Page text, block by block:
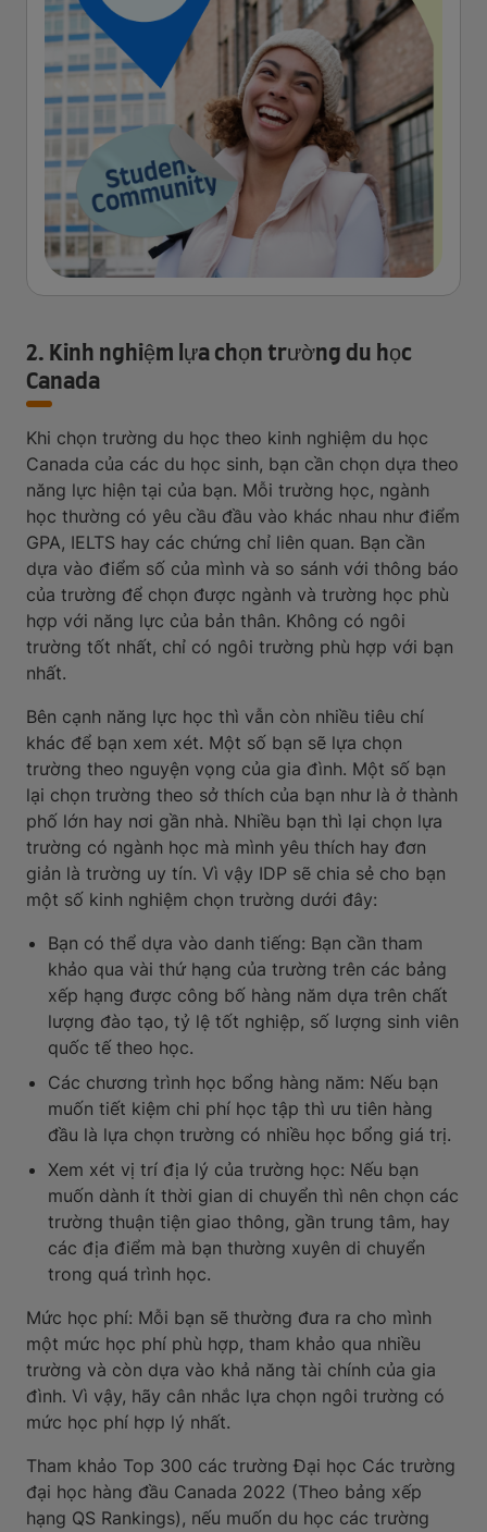
2. Kinh nghiệm lựa chọn trường du học
Canada
Khi chọn trường du học theo kinh nghiệm du học
Canada của các du học sinh, bạn cần chọn dựa theo
năng lực hiện tại của bạn. Mỗi trường học, ngành
học thường có yêu cầu đầu vào khác nhau như điểm
GPA, IELTS hay các chứng chỉ liên quan. Bạn cần
dựa vào điểm số của mình và so sánh với thông báo
của trường để chọn được ngành và trường học phù
hợp với năng lực của bản thân. Không có ngôi
trường tốt nhất, chỉ có ngôi trường phù hợp với bạn
nhất.
Bên cạnh năng lực học thì vẫn còn nhiều tiêu chí
khác để bạn xem xét. Một số bạn sẽ lựa chọn
trường theo nguyện vọng của gia đình. Một số bạn
lại chọn trường theo sở thích của bạn như là ở thành
phố lớn hay nơi gần nhà. Nhiều bạn thì lại chọn lựa
trường có ngành học mà mình yêu thích hay đơn
giản là trường uy tín. Vì vậy IDP sẽ chia sẻ cho bạn
một số kinh nghiệm chọn trường dưới đây:
Bạn có thể dựa vào danh tiếng: Bạn cần tham
khảo qua vài thứ hạng của trường trên các bảng
xếp hạng được công bố hàng năm dựa trên chất
lượng đào tạo, tỷ lệ tốt nghiệp, số lượng sinh viên
quốc tế theo học.
Các chương trình học bổng hàng năm: Nếu bạn
muốn tiết kiệm chi phí học tập thì ưu tiên hàng
đầu là lựa chọn trường có nhiều học bổng giá trị.
Xem xét vị trí địa lý của trường học: Nếu bạn
muốn dành ít thời gian di chuyển thì nên chọn các
trường thuận tiện giao thông, gần trung tâm, hay
các địa điểm mà bạn thường xuyên di chuyển
trong quá trình học.
Mức học phí: Mỗi bạn sẽ thường đưa ra cho mình
một mức học phí phù hợp, tham khảo qua nhiều
trường và còn dựa vào khả năng tài chính của gia
đình. Vì vậy, hãy cân nhắc lựa chọn ngôi trường có
mức học phí hợp lý nhất.
Tham khảo Top 300 các trường Đại học Các trường
đại học hàng đầu Canada 2022 (Theo bảng xếp
hạng QS Rankings), nếu muốn du học các trường